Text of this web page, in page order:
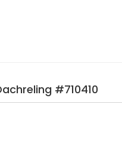
#710410